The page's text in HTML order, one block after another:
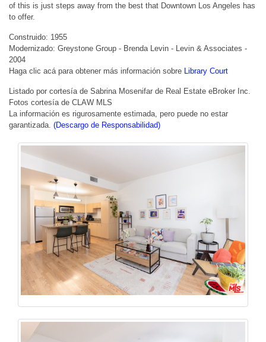
of this is just steps away from the best that Downtown Los Angeles has
to offer.
Construido: 1955
Modernizado: Greystone Group - Brenda Levin - Levin & Associates -
2004
Haga clic acá para obtener más información sobre
Library Court
Listado por cortesía de Sabrina Mosenifar de Real Estate eBroker Inc.
Fotos cortesía de CLAW MLS
La información es rigurosamente estimada, pero puede no estar
garantizada. (Descargo de Responsabilidad)